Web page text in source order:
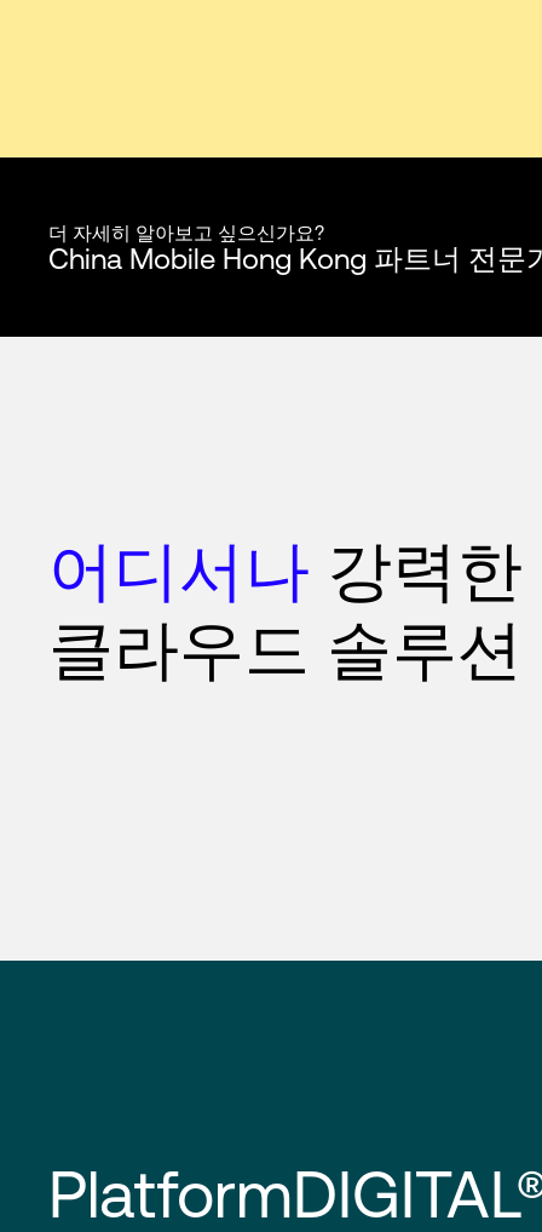
더 자세히 알아보고 싶으신가요?
China Mobile Hong Kong 파트너 전문
어디서나 강력한
클라우드 솔루션